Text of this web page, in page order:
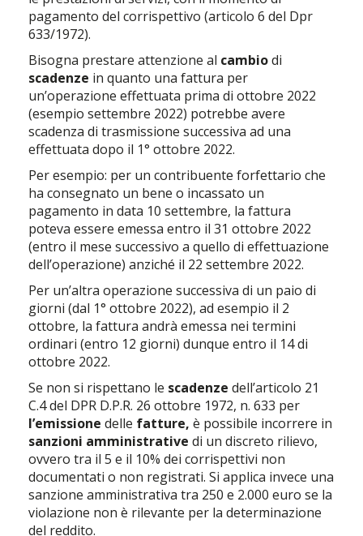
pagamento del corrispettivo (articolo 6 del Dpr
633/1972).
Bisogna prestare attenzione al cambiodi
scadenze in quanto una fattura per
un’operazione effettuata prima di ottobre 2022
(esempio settembre 2022) potrebbe avere
scadenza di trasmissione successiva ad una
effettuata dopo il 1° ottobre 2022.
Per esempio: per un contribuente forfettario che
ha consegnato un bene o incassato un
pagamento in data 10 settembre, la fattura
poteva essere emessa entro il 31 ottobre 2022
(entro il mese successivo a quello di effettuazione
dell’operazione) anziché il 22 settembre 2022.
Per un’altra operazione successiva di un paio di
giorni (dal 1° ottobre 2022), ad esempio il 2
ottobre, la fattura andrà emessa nei termini
ordinari (entro 12 giorni) dunque entro il 14 di
ottobre 2022.
Se non si rispettano le scadenze dell’articolo 21
C.4 del DPR D.P.R. 26 ottobre 1972, n. 633 per
l’emissione delle fatture, è possibile incorrere in
sanzioni amministrative di un discreto rilievo,
ovvero tra il 5 e il 10% dei corrispettivi non
documentati o non registrati. Si applica invece una
sanzione amministrativa tra 250 e 2.000 euro se la
violazione non è rilevante per la determinazione
del reddito.